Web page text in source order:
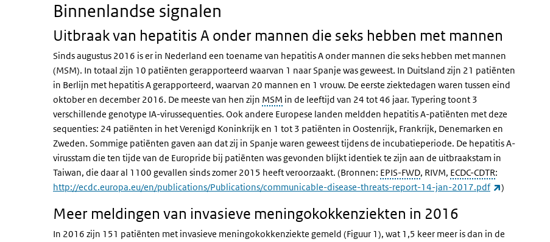
Binnenlandse signalen
Uitbraak van hepatitis A onder mannen die seks hebben met mannen
Sinds augustus 2016 is er in Nederland een toename van hepatitis A onder mannen die seks hebben met mannen
(MSM). In totaal zijn 10 patiënten gerapporteerd waarvan 1 naar Spanje was geweest. In Duitsland zijn 21 patiënten
in Berlijn met hepatitis A gerapporteerd, waarvan 20 mannen en 1 vrouw. De eerste ziektedagen waren tussen eind
oktober en december 2016. De meeste van hen zijn MSM in de leeftijd van 24 tot 46 jaar. Typering toont 3
verschillende genotype IA-virussequenties. Ook andere Europese landen meldden hepatitis A-patiënten met deze
sequenties: 24 patiënten in het Verenigd Koninkrijk en 1 tot 3 patiënten in Oostenrijk, Frankrijk, Denemarken en
Zweden. Sommige patiënten gaven aan dat zij in Spanje waren geweest tijdens de incubatieperiode. De hepatitis A-
virusstam die ten tijde van de Europride bij patiënten was gevonden blijkt identiek te zijn aan de uitbraakstam in
Taiwan, die daar al 1100 gevallen sinds zomer 2015 heeft veroorzaakt. (Bronnen: EPIS-FWD, RIVM, ECDC-CDTR:
http://ecdc.europa.eu/en/publications/Publications/communicable-disease-threats-report-14-jan-2017.pdf
(externe link)
)
Meer meldingen van invasieve meningokokkenziekten in 2016
In 2016 zijn 151 patiënten met invasieve meningokokkenziekte gemeld (Figuur 1), wat 1,5 keer meer is dan in de